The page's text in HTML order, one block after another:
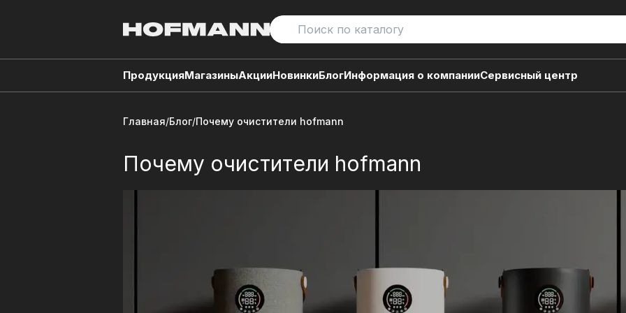
ПродукцияМагазиныАкцииНовинкиБлогИнформация о компанииСервисный центр
Главная/Блог/Почему очистители hofmann
Почему очистители hofmann